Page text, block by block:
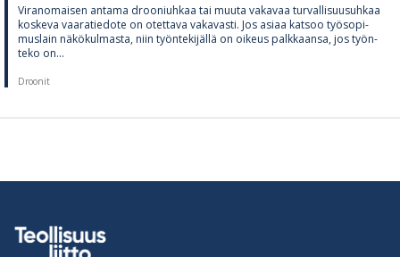
Vi­ran­omai­sen an­tama droo­niuh­kaa tai muuta va­ka­vaa tur­val­li­suusuh­kaa
kos­keva vaa­ra­tie­dote on otet­tava va­ka­vasti. Jos asiaa kat­soo työ­so­pi­
mus­lain nä­kö­kul­masta, niin työn­te­ki­jällä on oi­keus palk­kaansa, jos työn­
teko on...
Droonit